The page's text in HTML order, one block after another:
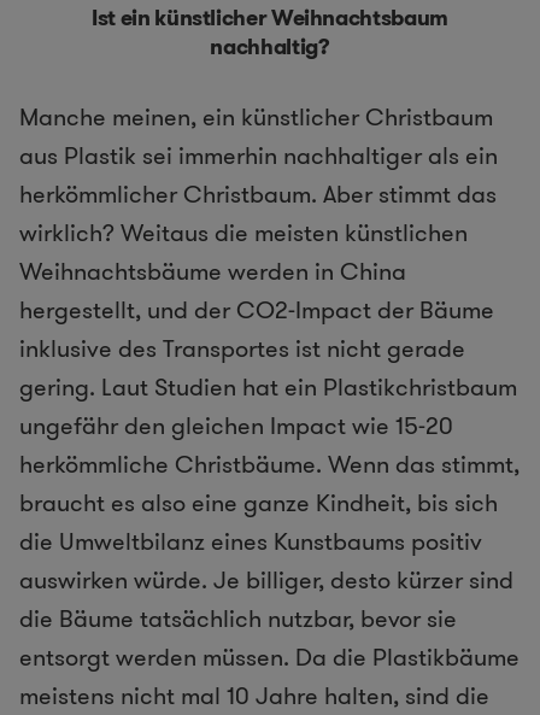
Ist ein künstlicher Weihnachtsbaum
nachhaltig?
Manche meinen, ein künstlicher Christbaum
aus Plastik sei immerhin nachhaltiger als ein
herkömmlicher Christbaum. Aber stimmt das
wirklich? Weitaus die meisten künstlichen
Weihnachtsbäume werden in China
hergestellt, und der CO2-Impact der Bäume
inklusive des Transportes ist nicht gerade
gering. Laut Studien hat ein Plastikchristbaum
ungefähr den gleichen Impact wie 15-20
herkömmliche Christbäume. Wenn das stimmt,
braucht es also eine ganze Kindheit, bis sich
die Umweltbilanz eines Kunstbaums positiv
auswirken würde. Je billiger, desto kürzer sind
die Bäume tatsächlich nutzbar, bevor sie
entsorgt werden müssen. Da die Plastikbäume
meistens nicht mal 10 Jahre halten, sind die